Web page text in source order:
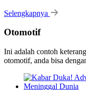
Selengkapnya
Otomotif
Ini adalah contoh
otomotif, anda bisa